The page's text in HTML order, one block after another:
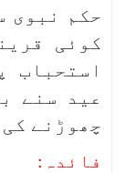
حکم نبوی
کوئی
استحباب
عید سنے
چھوڑنے
فائدہ: